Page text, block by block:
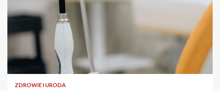
ZDROWIE I URODA